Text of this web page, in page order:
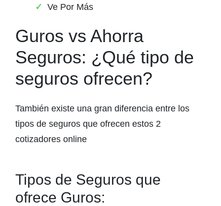
Ve Por Más
Guros vs Ahorra
Seguros: ¿Qué tipo de
seguros ofrecen?
También existe una gran diferencia entre los
tipos de seguros que ofrecen estos 2
cotizadores online
Tipos de Seguros que
ofrece Guros: